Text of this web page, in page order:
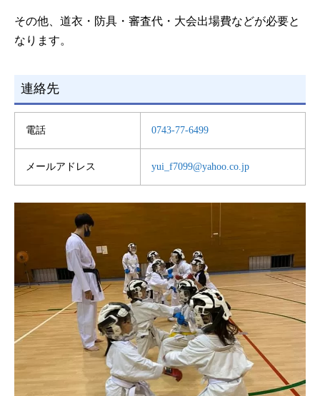
その他、道衣・防具・審査代・大会出場費などが必要と
なります。
連絡先
電話 0743-77-6499
メールアドレス yui_f7099@yahoo.co.jp